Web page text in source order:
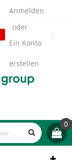
Anmelden
Ein Konto
erstellen
0